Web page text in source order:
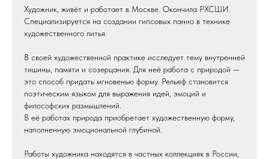
Художник, живёт и работает в Москве. Окончила РХСШИ.
Специализируется на создании гипсовых панно в технике
художественного литья.
В своей художественной практике исследует тему внутренней
тишины, памяти и созерцания. Для неё работа с природой —
это способ придать мгновенью форму. Рельеф становится
поэтическим языком для выражения идей, эмоций и
философских размышлений.
В её работах природа приобретает художественную форму,
наполненную эмоциональной глубиной.
Работы художника находятся в частных коллекциях в России,